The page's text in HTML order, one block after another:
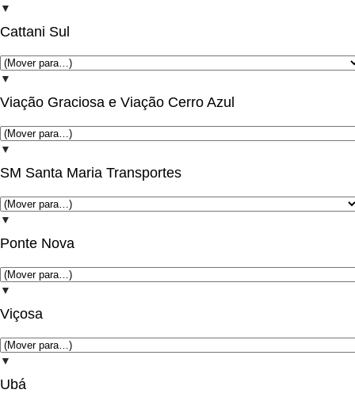
▼
Cattani Sul
▼
Viação Graciosa e Viação Cerro Azul
▼
SM Santa Maria Transportes
▼
Ponte Nova
▼
Viçosa
▼
Ubá